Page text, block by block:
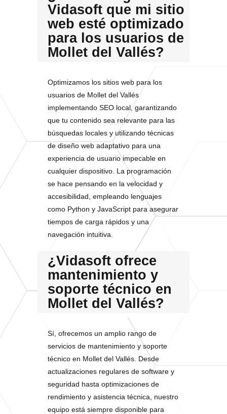
Vidasoft que mi sitio
web esté optimizado
para los usuarios de
Mollet del Vallés?
Optimizamos los sitios web para los
usuarios de Mollet del Vallés
implementando SEO local, garantizando
que tu contenido sea relevante para las
búsquedas locales y utilizando técnicas
de diseño web adaptativo para una
experiencia de usuario impecable en
cualquier dispositivo. La programación
se hace pensando en la velocidad y
accesibilidad, empleando lenguajes
como Python y JavaScript para asegurar
tiempos de carga rápidos y una
navegación intuitiva.
¿Vidasoft ofrece
mantenimiento y
soporte técnico en
Mollet del Vallés?
Sí, ofrecemos un amplio rango de
servicios de mantenimiento y soporte
técnico en Mollet del Vallés. Desde
actualizaciones regulares de software y
seguridad hasta optimizaciones de
rendimiento y asistencia técnica, nuestro
equipo está siempre disponible para